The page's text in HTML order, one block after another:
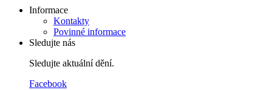
Informace
Kontakty
Povinné informace
Sledujte nás
Sledujte aktuální dění.
Facebook